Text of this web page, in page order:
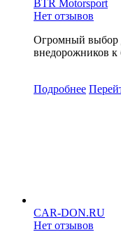
BTR Motorsport
Нет отзывов
Огромный выбор
внедорожников к
Подробнее
CAR-DON.RU
Нет отзывов